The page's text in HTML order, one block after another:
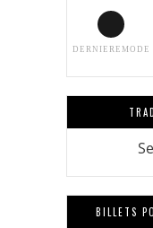
DERNIEREMODE
BILLETS